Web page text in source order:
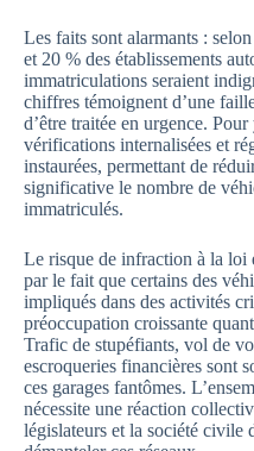
Les faits sont alarmants :
et 20 % des établissements
immatriculations seraient
chiffres témoignent d’une
d’être traitée en urgence.
vérifications internalisées et
instaurées, permettant de
significative le nombre de
immatriculés.
Le risque de infraction à la loi
par le fait que certains des
impliqués dans des activités
préoccupation croissante
Trafic de stupéfiants, vol de
escroqueries financières sont
ces garages fantômes.
nécessite une réaction
législateurs et la société civile